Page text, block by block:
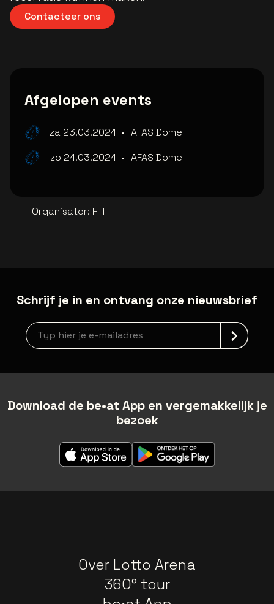
Contacteer ons
Afgelopen events
za 23.03.2024 • AFAS Dome
zo 24.03.2024 • AFAS Dome
Organisator: FTI
Schrijf je in en ontvang onze nieuwsbrief
Nieuwsbrief aanmelding
Download de be•at App en vergemakkelijk je
bezoek
Over Lotto Arena
360° tour